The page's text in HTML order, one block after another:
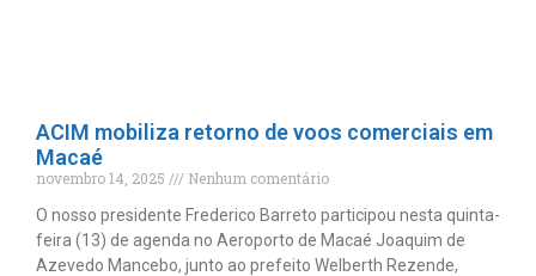
ACIM mobiliza retorno de voos comerciais em
Macaé
novembro 14, 2025
Nenhum comentário
O nosso presidente Frederico Barreto participou nesta quinta-
feira (13) de agenda no Aeroporto de Macaé Joaquim de
Azevedo Mancebo, junto ao prefeito Welberth Rezende,